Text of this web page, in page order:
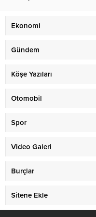
Ekonomi
Gündem
Köşe Yazıları
Otomobil
Spor
Video Galeri
Burçlar
Sitene Ekle